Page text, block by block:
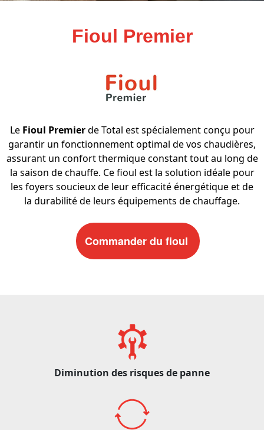
Fioul Premier
Le Fioul Premierde Total est spécialement conçu pour
garantir un fonctionnement optimal de vos chaudières,
assurant un confort thermique constant tout au long de
la saison de chauffe. Ce fioul est la solution idéale pour
les foyers soucieux de leur efficacité énergétique et de
la durabilité de leurs équipements de chauffage.
Commander du fioul
Diminution des risques de panne